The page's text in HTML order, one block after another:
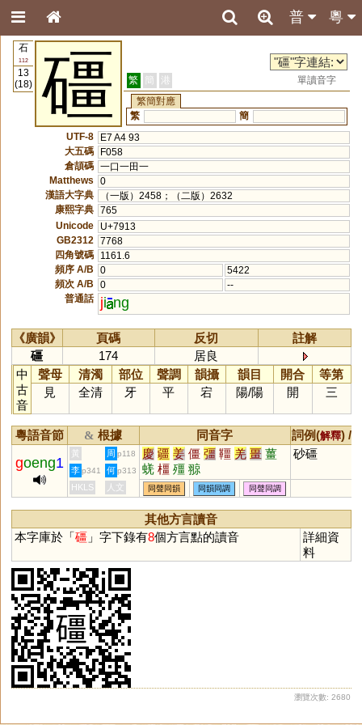
粵
普
石
112
13
(18)
礓 繁 簡 港
單讀音字
繁簡對應
繁
簡
UTF-8
E7 A4 93
大五碼
F058
倉頡碼 一口一田一
Matthews
0
漢語大字典
（一版）2458；（二版）2632
康熙字典 765
Unicode
U+7913
GB2312
7768
四角號碼
1161.6
頻序 A/B
0
5422
頻次 A/B
0
--
普通話
ji ng
《廣韻》 頁碼 反切
註解
礓
174
居良
中
古
音
聲母 清濁 部位 聲調 韻攝 韻目 開合
等第
見
全清 牙 平 宕 陽/陽 開 三
粵語音節 & 根據 同音字 詞例(解釋) /
goeng1
黃 周 p118 慶 疆 姜 僵 彊 韁 羌 畺 薑
蜣 橿 殭 翞
砂礓
李 p341 何 p313
HKLS 人文 同聲同韻 同韻同調 同聲同調
其他方言讀音
本字庫於「礓」字下錄有8個方言點的讀音
詳細資
料
瀏覽次數: 2680